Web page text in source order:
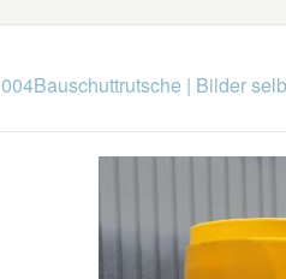
004Bauschuttrutsche | Bilder